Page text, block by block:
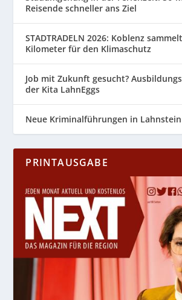
Reisende schneller ans Ziel
STADTRADELN 2026: Koblenz
Kilometer für den Klimaschutz
Job mit Zukunft gesucht?
der Kita LahnEggs
Neue Kriminalführungen in Lahnstein
PRINTAUSGABE